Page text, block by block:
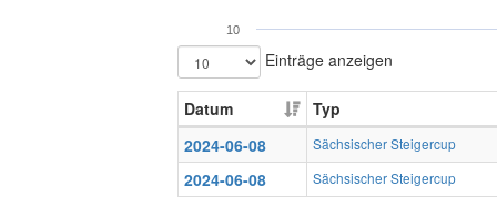
10
Einträge anzeigen
Datum
Typ
2024-06-08
Sächsischer Steigercup
2024-06-08 Sächsischer Steigercup